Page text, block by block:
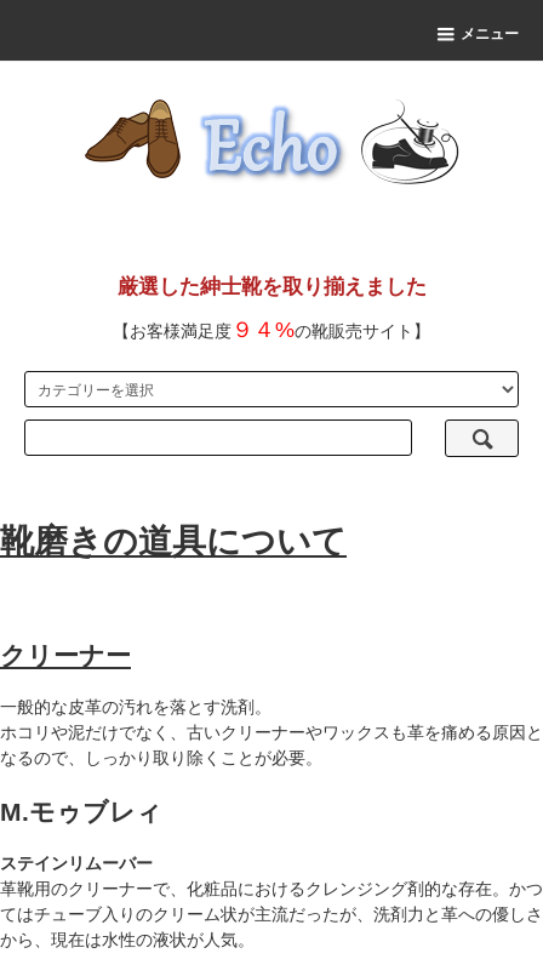
メニュー
厳選した紳士靴を取り揃えました
【お客様満足度 ９４%の靴販売サイト】
靴磨きの道具について
クリーナー
一般的な皮革の汚れを落とす洗剤。
ホコリや泥だけでなく、古いクリーナーやワックスも革を痛める原因と
なるので、しっかり取り除くことが必要。
M.モゥブレィ
ステインリムーバー
革靴用のクリーナーで、化粧品におけるクレンジング剤的な存在。かつ
てはチューブ入りのクリーム状が主流だったが、洗剤力と革への優しさ
から、現在は水性の液状が人気。